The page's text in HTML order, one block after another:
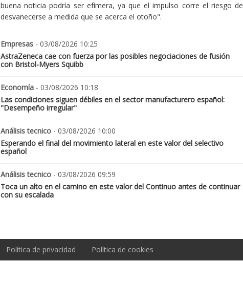
buena noticia podría ser efímera, ya que el impulso corre el riesgo de
desvanecerse a medida que se acerca el otoño".
Empresas - 03/08/2026 10:25
AstraZeneca cae con fuerza por las posibles negociaciones de fusión
con Bristol-Myers Squibb
Economía - 03/08/2026 10:18
Las condiciones siguen débiles en el sector manufacturero español:
"Desempeño irregular"
Análisis tecnico - 03/08/2026 10:00
Esperando el final del movimiento lateral en este valor del selectivo
español
Análisis tecnico - 03/08/2026 09:59
Toca un alto en el camino en este valor del Continuo antes de continuar
con su escalada
Política de privacidad Política de cookies